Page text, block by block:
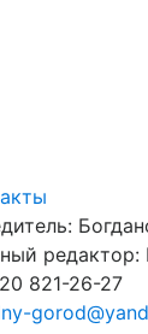
редактор:
821-26-27